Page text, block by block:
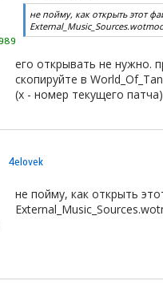
не пойму, как открыть этот
его открывать не нужно.
скопируйте в
(x - номер текущего патча)
4elovek
не пойму, как открыть